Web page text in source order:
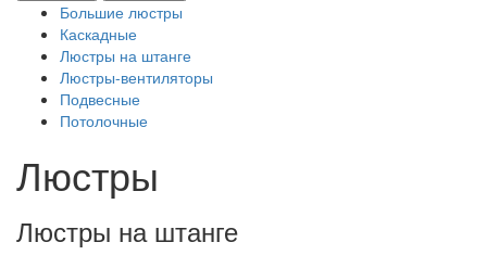
Большие люстры
Каскадные
Люстры на штанге
Люстры-вентиляторы
Подвесные
Потолочные
Люстры
Люстры на штанге